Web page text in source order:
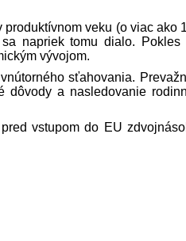
veku (o viac ako
napriek tomu dialo.
vývojom.
sťahovania.
a nasledovanie
vstupom do EU